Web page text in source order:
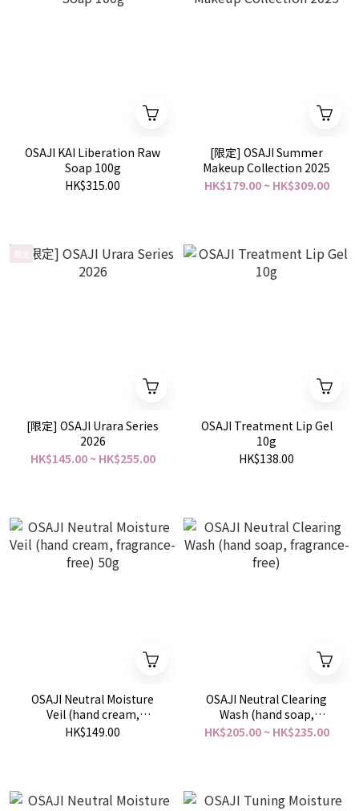
OSAJI KAI Liberation Raw
Soap 100g
HK$315.00
[限定] OSAJI Summer
Makeup Collection 2025
HK$179.00 ~ HK$309.00
[限定] OSAJI Urara Series
2026
HK$145.00 ~ HK$255.00
OSAJI Treatment Lip Gel
10g
HK$138.00
OSAJI Neutral Moisture
Veil (hand cream,
fragrance-free) 50g
HK$149.00
OSAJI Neutral Clearing
Wash (hand soap,
fragrance-free)
HK$205.00 ~ HK$235.00